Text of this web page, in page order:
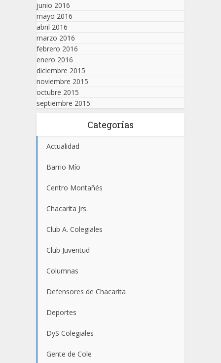
junio 2016
mayo 2016
abril 2016
marzo 2016
febrero 2016
enero 2016
diciembre 2015
noviembre 2015
octubre 2015
septiembre 2015
Categorías
Actualidad
Barrio Mío
Centro Montañés
Chacarita Jrs.
Club A. Colegiales
Club Juventud
Columnas
Defensores de Chacarita
Deportes
DyS Colegiales
Gente de Cole